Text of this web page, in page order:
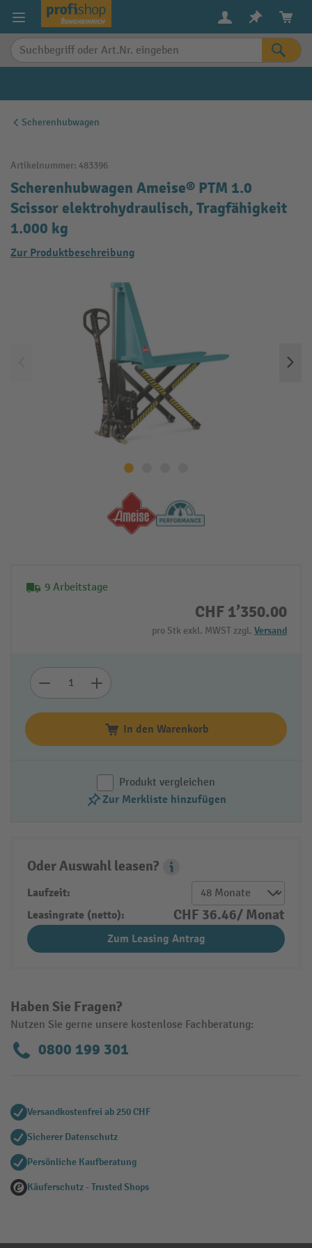
springen
Scherenhubwagen
Artikelnummer: 483396
Scherenhubwagen Ameise® PTM 1.0
Scissor elektrohydraulisch, Tragfähigkeit
1.000 kg
Zur Produktbeschreibung
9 Arbeitstage
CHF 1’350.00
pro Stk exkl. MWST zzgl. Versand
In den Warenkorb
Produkt vergleichen
Zur Merkliste hinzufügen
Haben Sie Fragen?
Nutzen Sie gerne unsere kostenlose Fachberatung:
0800 199 301
Oder Auswahl leasen?
Leasing Popover
Laufzeit:
Leasingrate (netto):
CHF 36.46/ Monat
Zum Leasing Antrag
Versandkostenfrei ab 250 CHF
Sicherer Datenschutz
Persönliche Kaufberatung
Käuferschutz - Trusted Shops